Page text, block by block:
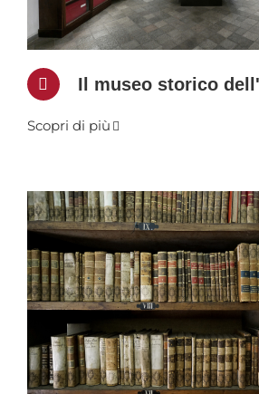
Il museo storico
Scopri di più